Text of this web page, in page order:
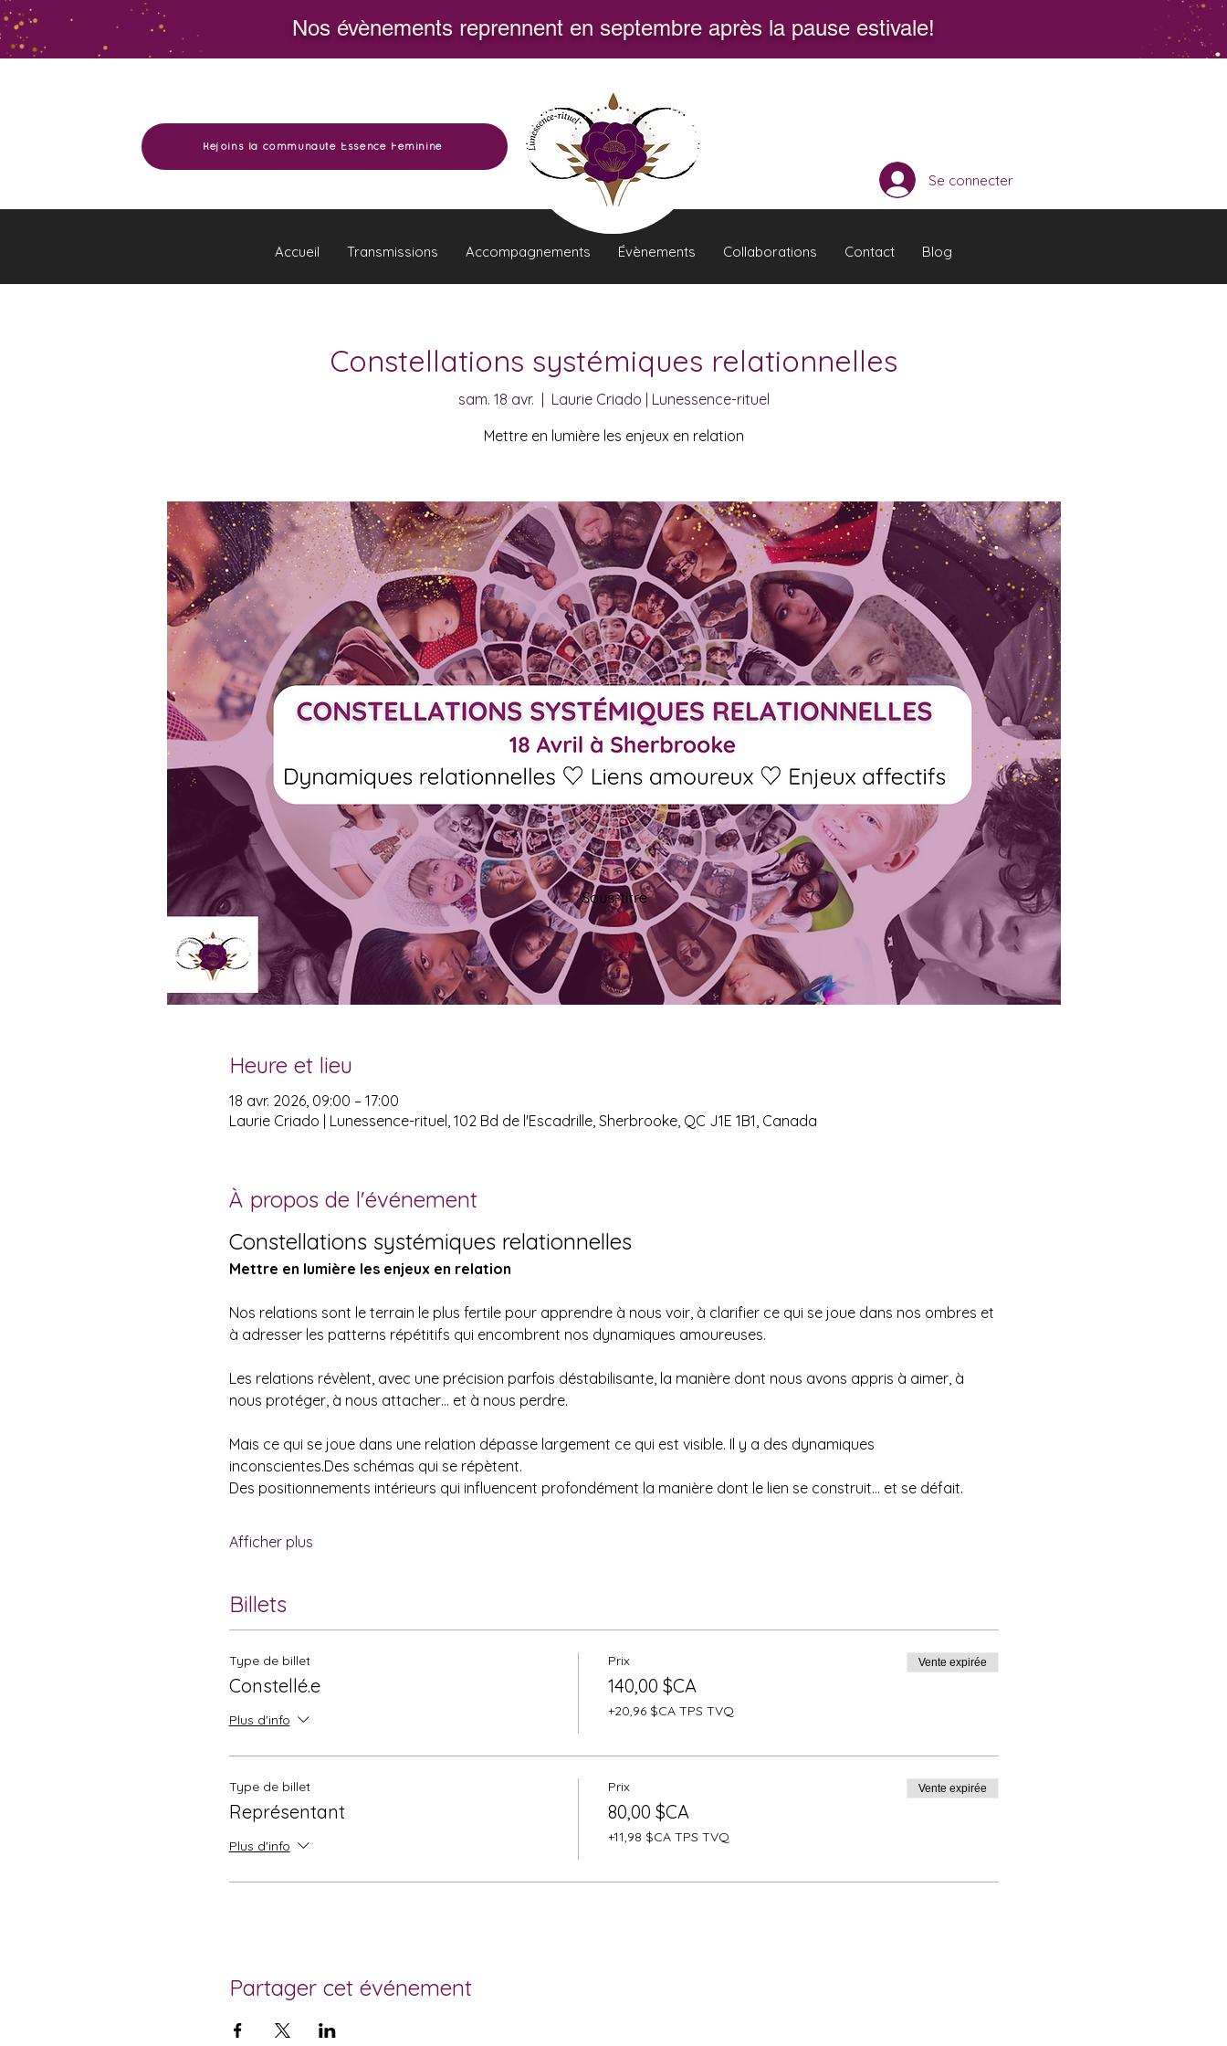
Nos évènements reprennent en septembre après la pause estivale!
Accueil Transmissions Accompagnements Évènements Collaborations Contact Blog
Rejoins la communauté Essence Féminine
Se connecter
Constellations systémiques relationnelles
sam. 18 avr.
  |
Laurie Criado | Lunessence-rituel
Mettre en lumière les enjeux en relation
Heure et lieu
18 avr. 2026, 09:00 – 17:00
Laurie Criado | Lunessence-rituel, 102 Bd de l'Escadrille, Sherbrooke, QC J1E 1B1, Canada
À propos de l'événement
Constellations systémiques relationnelles
Mettre en lumière les enjeux en relation
Nos relations sont le terrain le plus fertile pour apprendre à nous voir, à clarifier ce qui se joue dans nos ombres et
à adresser les patterns répétitifs qui encombrent nos dynamiques amoureuses.
Les relations révèlent, avec une précision parfois déstabilisante, la manière dont nous avons appris à aimer, à
nous protéger, à nous attacher… et à nous perdre.
Mais ce qui se joue dans une relation dépasse largement ce qui est visible. Il y a des dynamiques
inconscientes.Des schémas qui se répètent.
Des positionnements intérieurs qui influencent profondément la manière dont le lien se construit… et se défait.
Afficher plus
Billets
Type de billet
Constellé.e
Plus d'info
Prix
140,00 $CA
+20,96 $CA TPS TVQ
Vente expirée
Type de billet
Représentant
Plus d'info
Prix
80,00 $CA
+11,98 $CA TPS TVQ
Vente expirée
Partager cet événement